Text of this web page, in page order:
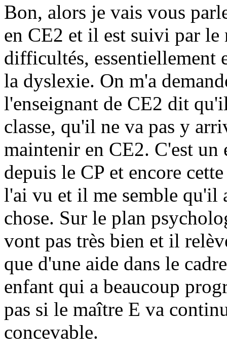
Bon, alors je vais vous
en CE2 et il est suivi par le
difficultés, essentiellement
la dyslexie. On m'a
l'enseignant de CE2 dit
classe, qu'il ne va pas y
maintenir en CE2. C'est
depuis le CP et encore
l'ai vu et il me semble qu'il
chose. Sur le plan
vont pas très bien et il
que d'une aide dans le
enfant qui a beaucoup
pas si le maître E va
concevable.